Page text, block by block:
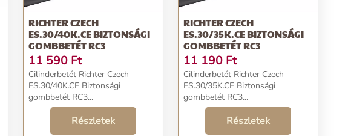
RICHTER CZECH
ES.30/40K.CE BIZTONSÁGI
GOMBBETÉT RC3
11 590 Ft
Cilinderbetét Richter Czech
ES.30/40K.CE Biztonsági
gombbetét RC3...
Részletek
RICHTER CZECH
ES.30/35K.CE BIZTONSÁGI
GOMBBETÉT RC3
11 190 Ft
Cilinderbetét Richter Czech
ES.30/35K.CE Biztonsági
gombbetét RC3...
Részletek